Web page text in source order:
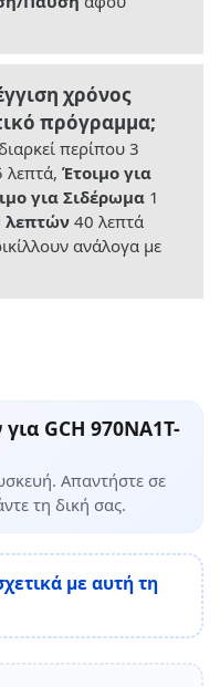
χρόνος
πρόγραμμα;
περίπου 3
λεπτά, Έτοιμο για
για Σιδέρωμα 1
λεπτών 40 λεπτά
ανάλογα με
GCH 970NA1T-
Απαντήστε σε
τη δική σας.
με αυτή τη